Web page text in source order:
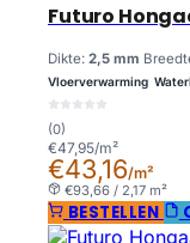
Futuro
Dikte: 2,5 mm
Vloerverwarming
(0)
€47,95/m²
€43,16/m²
€93,66 / 2,17 m²
BESTELLEN